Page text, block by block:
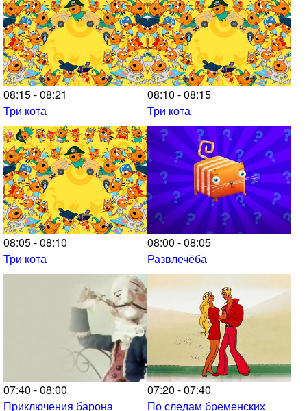
08:15 - 08:21
Три кота
08:10 - 08:15
Три кота
08:05 - 08:10
Три кота
08:00 - 08:05
Развлечёба
07:40 - 08:00
Приключения барона
07:20 - 07:40
По следам бременских